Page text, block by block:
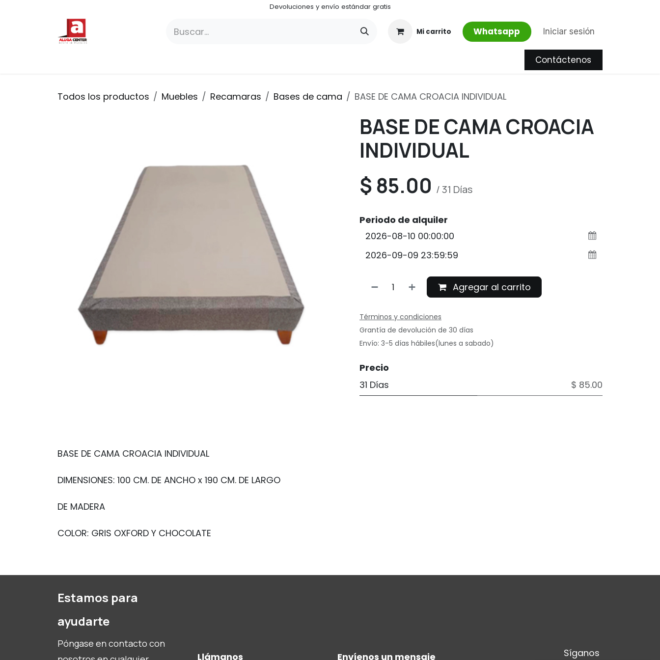
Devoluciones y envío estándar gratis
Mi carrito Whatsapp Iniciar sesión
Contáctenos
Todos los productos Muebles Recamaras Bases de cama BASE DE CAMA CROACIA INDIVIDUAL
BASE DE CAMA CROACIA
INDIVIDUAL
$ 85.00 /31 Días
Periodo de alquiler
Agregar al carrito
Términos y condiciones
Grantía de devolución de 30 días
Envío: 3-5 días hábiles(lunes a sabado)
Precio
31 Días
$ 85.00
BASE DE CAMA CROACIA INDIVIDUAL
DIMENSIONES: 100 CM. DE ANCHO x 190 CM. DE LARGO
DE MADERA
COLOR: GRIS OXFORD Y CHOCOLATE
Estamos para
ayudarte
Póngase en contacto con
Llámanos Envíenos un mensaje Síganos